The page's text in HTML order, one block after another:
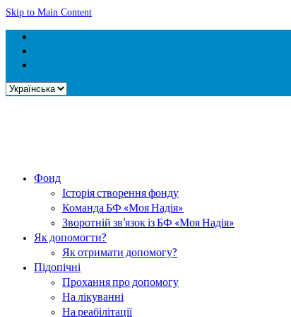
Skip to Main Content
Вибрати
Фонд
Історія створення фонду
Команда БФ «Моя Надія»
Зворотній зв’язок із БФ «Моя Надія»
Як допомогти?
Як отримати допомогу?
Підопічні
Прохання про допомогу
На лікуванні
На реабілітації